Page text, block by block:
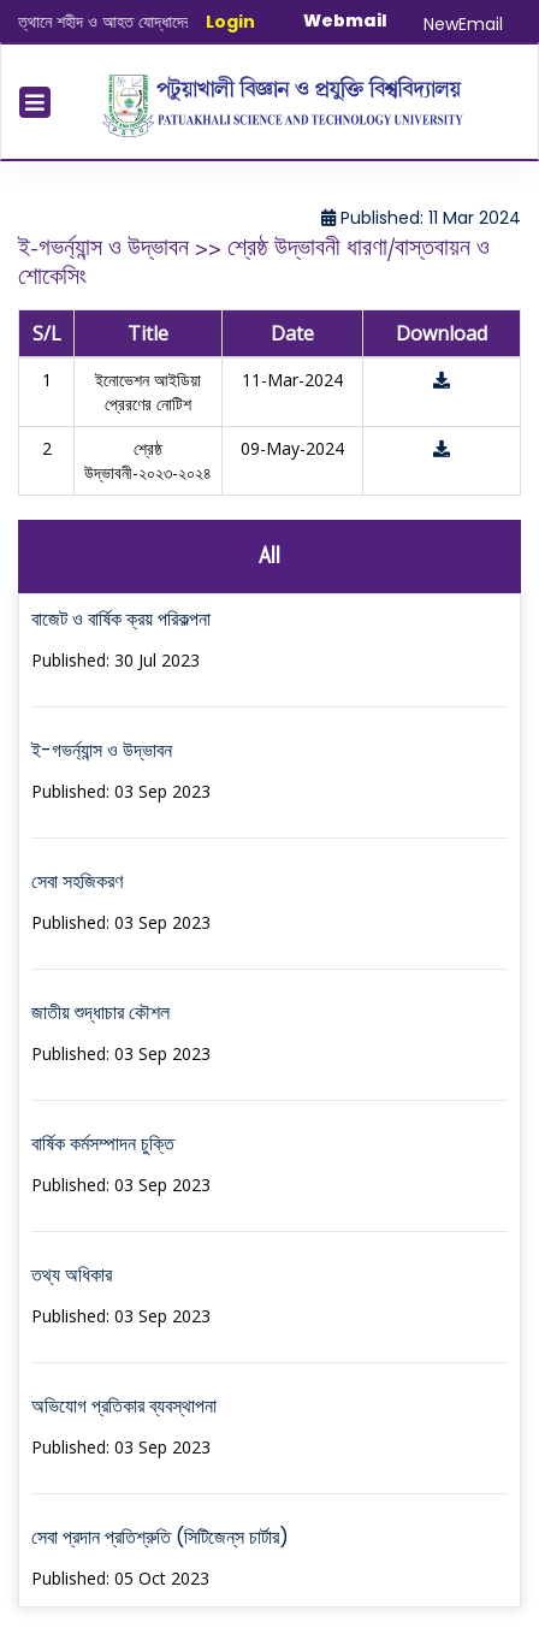
শহীদ ও আহত যোদ্ধাদের স্মরণে আলোচনা সভা ও দোয়া অনুষ্ঠান সংক্রান্ত|January-
Login Webmail NewEmail
Published: 11 Mar 2024
ই-গভর্ন্যান্স ও উদ্ভাবন >> শ্রেষ্ঠ উদ্ভাবনী ধারণা/বাস্তবায়ন ও
শোকেসিং
S/L Title Date Download
1
ইনোভেশন আইডিয়া
প্রেরণের নোটিশ
11-Mar-2024
2
শ্রেষ্ঠ
উদ্ভাবনী-২০২৩-২০২৪
09-May-2024
All
বাজেট ও বার্ষিক ক্রয় পরিকল্পনা
Published: 30 Jul 2023
ই-গভর্ন্যান্স ও উদ্ভাবন
Published: 03 Sep 2023
সেবা সহজিকরণ
Published: 03 Sep 2023
জাতীয় শুদ্ধাচার কৌশল
Published: 03 Sep 2023
বার্ষিক কর্মসম্পাদন চুক্তি
Published: 03 Sep 2023
তথ্য অধিকার
Published: 03 Sep 2023
অভিযোগ প্রতিকার ব্যবস্থাপনা
Published: 03 Sep 2023
সেবা প্রদান প্রতিশ্রুতি (সিটিজেন্‌স চার্টার)
Published: 05 Oct 2023